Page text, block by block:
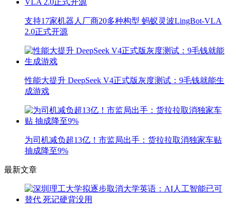
支持17家机器人厂商20多种构型 蚂蚁灵波LingBot-VLA
2.0正式开源
性能大提升 DeepSeek V4正式版灰度测试：9毛钱就能生
成游戏
为司机减负超13亿！市监局出手：货拉拉取消独家车贴
抽成降至9%
最新文章